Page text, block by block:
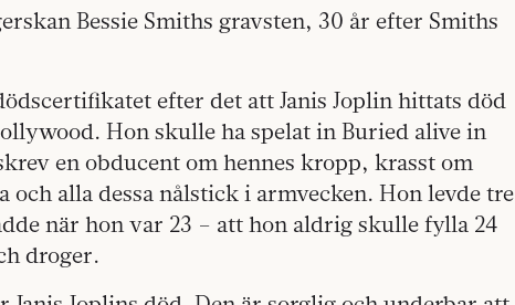
Bessie Smiths gravsten, 30 år efter Smiths
efter det att Janis Joplin hittats död
Hon skulle ha spelat in Buried alive in
en obducent om hennes kropp, krasst om
alla dessa nålstick i armvecken. Hon levde tre
när hon var 23 – att hon aldrig skulle fylla 24
droger.